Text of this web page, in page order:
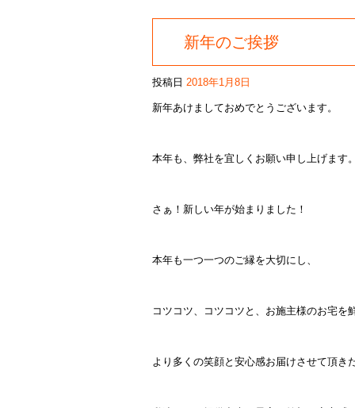
新年のご挨拶
投稿日 2018年1月8日
新年あけましておめでとうございます。
本年も、弊社を宜しくお願い申し上げます。
さぁ！新しい年が始まりました！
本年も一つ一つのご縁を大切にし、
コツコツ、コツコツと、お施主様のお宅を
より多くの笑顔と安心感お届けさせて頂き